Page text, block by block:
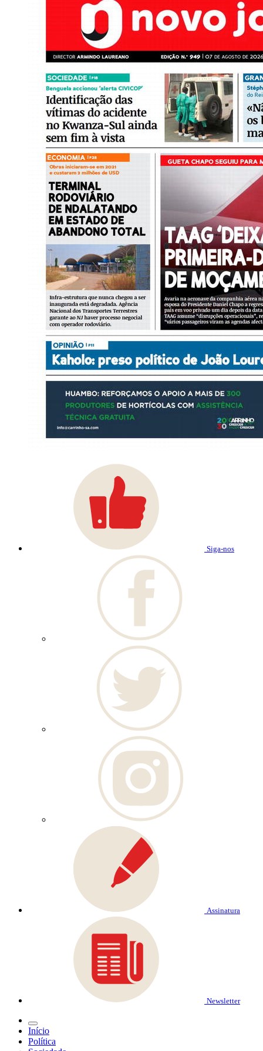
Siga-nos
Assinatura
Newsletter
Início
Política